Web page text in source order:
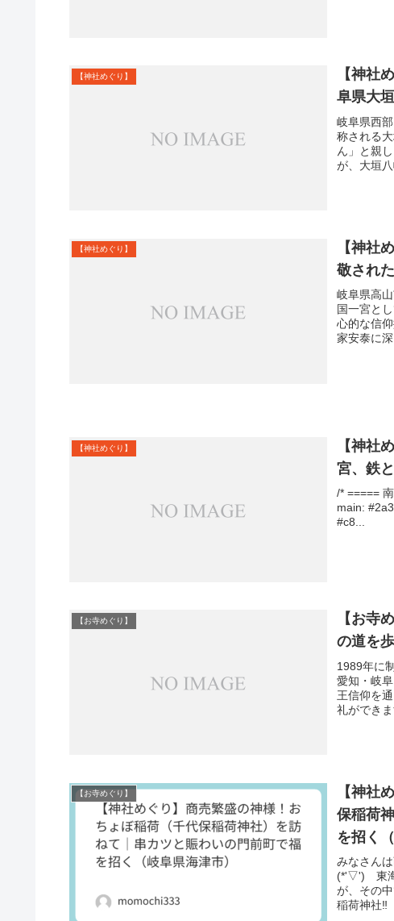
【神社めぐり】
【神社
阜県大
岐阜県西
称される
ん」と親
が、大垣
【神社めぐり】
【神社
敬され
岐阜県高
国一宮と
心的な信
家安泰に
【神社めぐり】
【神社
宮、鉄
/* =====
main:
#c8...
【お寺めぐり】
【お寺
の道を
1989年に
愛知・岐
王信仰を
礼ができ
【お寺めぐり】
【神社
保稲荷
を招く
みなさん
(*'▽') 東海
が、その
稲荷神社‼